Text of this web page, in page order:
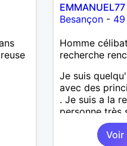
EMMANUEL77
Besançon- 49
Homme
recherche
Je suis
avec des
. Je suis a la
personne très
et honnête
importants,Voir